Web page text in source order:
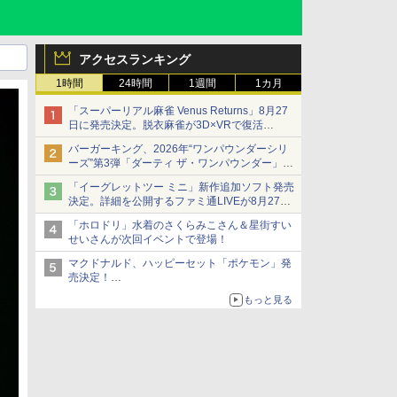
アクセスランキング
1時間 24時間 1週間 1カ月
「スーパーリアル麻雀 Venus Returns」8月27
日に発売決定。脱衣麻雀が3D×VRで復活
発売から2週間は20%オフになるセールが実施
バーガーキング、2026年“ワンパウンダーシリ
ーズ”第3弾「ダーティ ザ・ワンパウンダー」を
8月7日発売
「特製ガーリックマヨソース」を使用した超大
型チーズバーガー
「イーグレットツー ミニ」新作追加ソフト発売
決定。詳細を公開するファミ通LIVEが8月27日
20時から配信
シリーズ累計100タイトルへ
「ホロドリ」水着のさくらみこさん＆星街すい
せいさんが次回イベントで登場！
マクドナルド、ハッピーセット「ポケモン」発
売決定！
ポケモン30周年記念で30匹が大集合
もっと見る